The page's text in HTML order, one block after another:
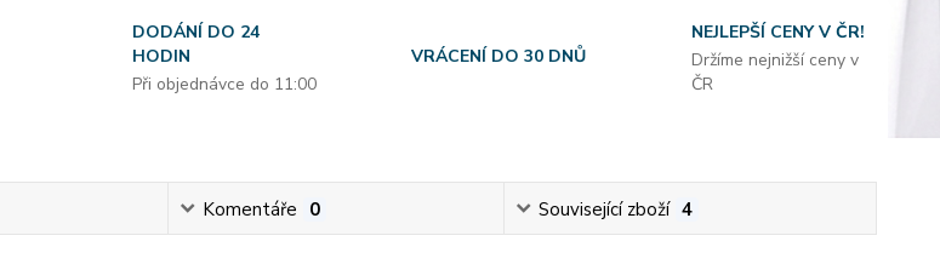
DODÁNÍ DO 24
HODIN
Při objednávce do 11:00
VRÁCENÍ DO 30 DNŮ
NEJLEPŠÍ CENY V ČR!
Držíme nejnižší ceny v
ČR
Komentáře 0 Související zboží 4